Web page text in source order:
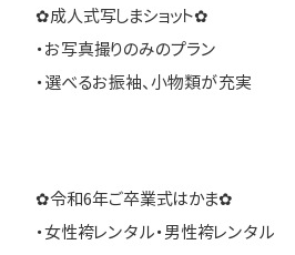
✿成人式写しまショット✿
・お写真撮りのみのプラン
・選べるお振袖、小物類が充実
✿令和6年ご卒業式はかま✿
・女性袴レンタル・男性袴レンタル